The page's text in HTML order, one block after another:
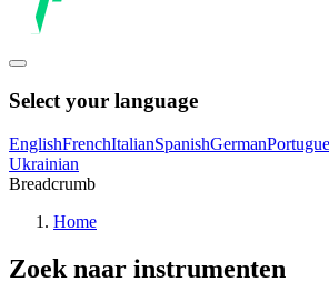
Select your language
EnglishFrenchItalianSpanishGerman
Ukrainian
Breadcrumb
Home
Zoek naar instrumenten